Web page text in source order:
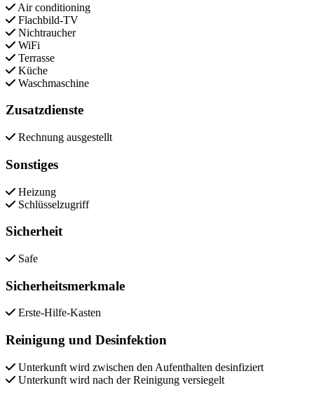
Air conditioning
Flachbild-TV
Nichtraucher
WiFi
Terrasse
Küche
Waschmaschine
Zusatzdienste
Rechnung ausgestellt
Sonstiges
Heizung
Schlüsselzugriff
Sicherheit
Safe
Sicherheitsmerkmale
Erste-Hilfe-Kasten
Reinigung und Desinfektion
Unterkunft wird zwischen den Aufenthalten desinfiziert
Unterkunft wird nach der Reinigung versiegelt